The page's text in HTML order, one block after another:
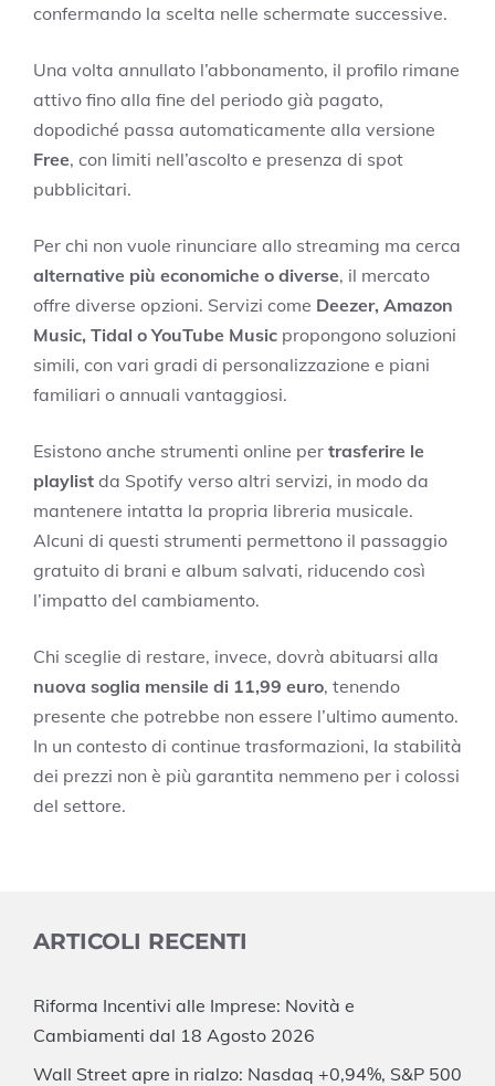
confermando la scelta nelle schermate successive.
Una volta annullato l’abbonamento, il profilo rimane
attivo fino alla fine del periodo già pagato,
dopodiché passa automaticamente alla versione
Free, con limiti nell’ascolto e presenza di spot
pubblicitari.
Per chi non vuole rinunciare allo streaming ma cerca
alternative più economiche o diverse, il mercato
offre diverse opzioni. Servizi come Deezer, Amazon
Music, Tidal o YouTube Music propongono soluzioni
simili, con vari gradi di personalizzazione e piani
familiari o annuali vantaggiosi.
Esistono anche strumenti online per trasferire le
playlist da Spotify verso altri servizi, in modo da
mantenere intatta la propria libreria musicale.
Alcuni di questi strumenti permettono il passaggio
gratuito di brani e album salvati, riducendo così
l’impatto del cambiamento.
Chi sceglie di restare, invece, dovrà abituarsi alla
nuova soglia mensile di 11,99 euro, tenendo
presente che potrebbe non essere l’ultimo aumento.
In un contesto di continue trasformazioni, la stabilità
dei prezzi non è più garantita nemmeno per i colossi
del settore.
ARTICOLI RECENTI
Riforma Incentivi alle Imprese: Novità e
Cambiamenti dal 18 Agosto 2026
Wall Street apre in rialzo: Nasdaq +0,94%, S&P 500